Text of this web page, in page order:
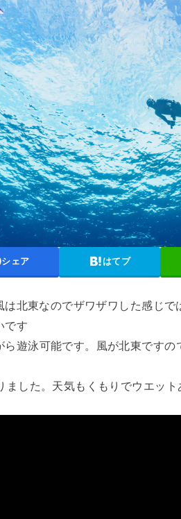
シェア はてブ
北東なのでザワザワした感じで
です
遊泳可能です。風が北東ですの
ました。天気もくもりでウエッ